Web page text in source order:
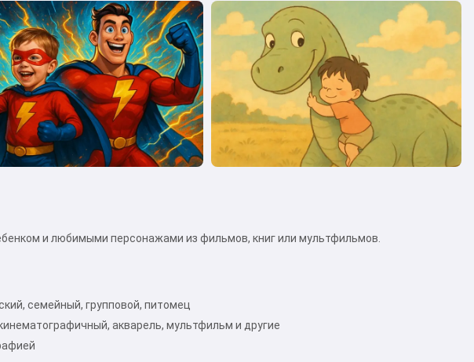
и любимыми персонажами из фильмов, книг или мультфильмов.
семейный, групповой, питомец
акварель, мультфильм и другие
👋
детей